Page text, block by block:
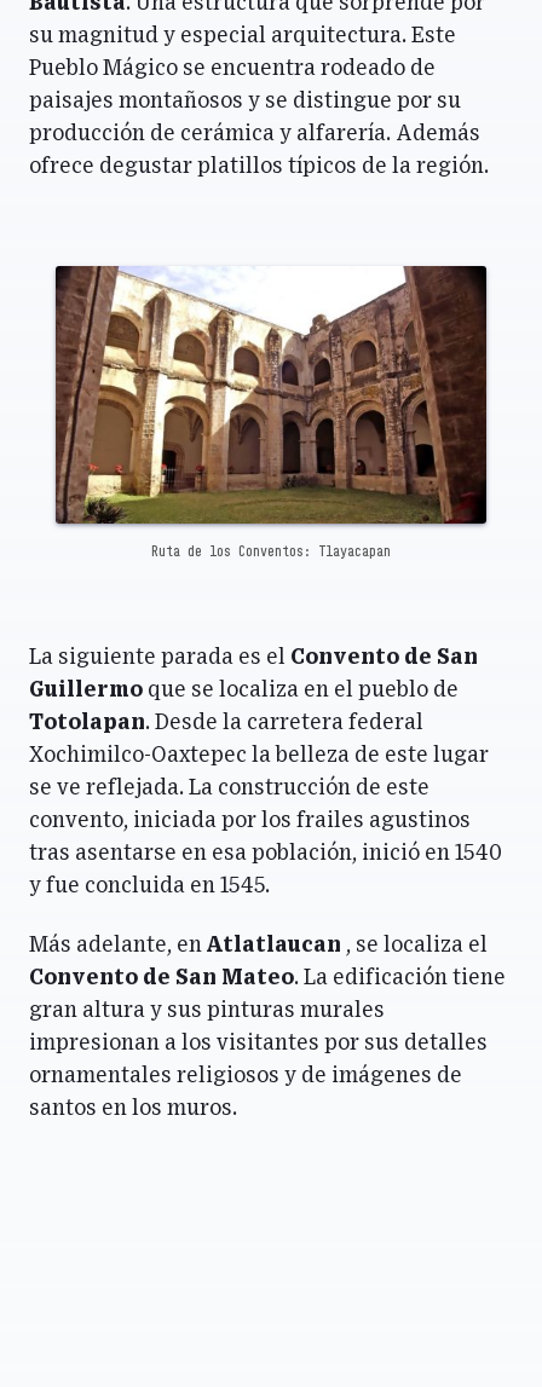
su magnitud y especial arquitectura. Este
Pueblo Mágico se encuentra rodeado de
paisajes montañosos y se distingue por su
producción de cerámica y alfarería. Además
ofrece degustar platillos típicos de la región.
Ruta de los Conventos: Tlayacapan
La siguiente parada es el Convento de San
Guillermo que se localiza en el pueblo de
Totolapan. Desde la carretera federal
Xochimilco-Oaxtepec la belleza de este lugar
se ve reflejada. La construcción de este
convento, iniciada por los frailes agustinos
tras asentarse en esa población, inició en 1540
y fue concluida en 1545.
Más adelante, en Atlatlaucan , se localiza el
Convento de San Mateo. La edificación tiene
gran altura y sus pinturas murales
impresionan a los visitantes por sus detalles
ornamentales religiosos y de imágenes de
santos en los muros.